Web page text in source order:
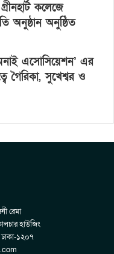
কলেজে
অনুষ্ঠান অনুষ্ঠিত
এসোসিয়েশন’ এর
গৈরিকা, সুখেশ্বর ও
রেমা
হাউজিং
১২০৭